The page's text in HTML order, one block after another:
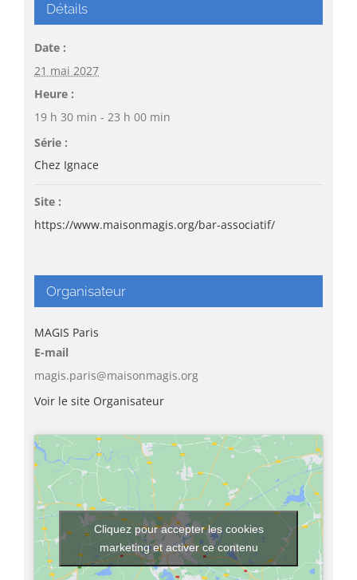
Détails
Date :
21 mai 2027
Heure :
19 h 30 min - 23 h 00 min
Série :
Chez Ignace
Site :
https://www.maisonmagis.org/bar-associatif/
Organisateur
MAGIS Paris
E-mail
magis.paris@maisonmagis.org
Voir le site Organisateur
Cliquez pour accepter les cookies
marketing et activer ce contenu